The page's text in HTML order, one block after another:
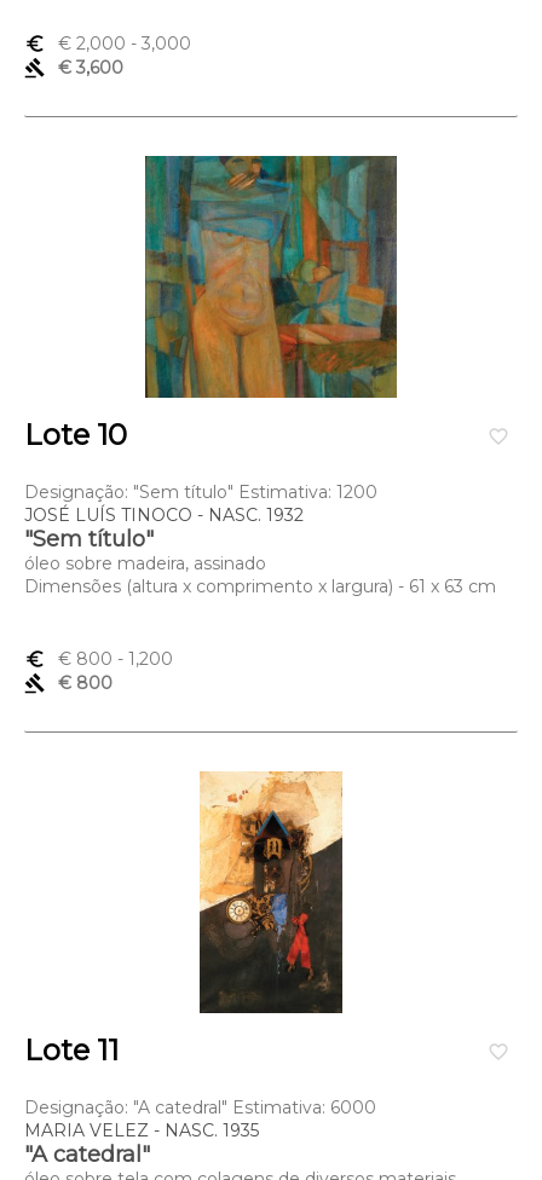
euro_symbol € 2,000 - 3,000
gavel
€ 3,600
favorite_border
Lote 10
Designação: "Sem título" Estimativa: 1200
JOSÉ LUÍS TINOCO - NASC. 1932
"Sem título"
óleo sobre madeira, assinado
Dimensões (altura x comprimento x largura) - 61 x 63 cm
euro_symbol € 800 - 1,200
gavel
€ 800
favorite_border
Lote 11
Designação: "A catedral" Estimativa: 6000
MARIA VELEZ - NASC. 1935
"A catedral"